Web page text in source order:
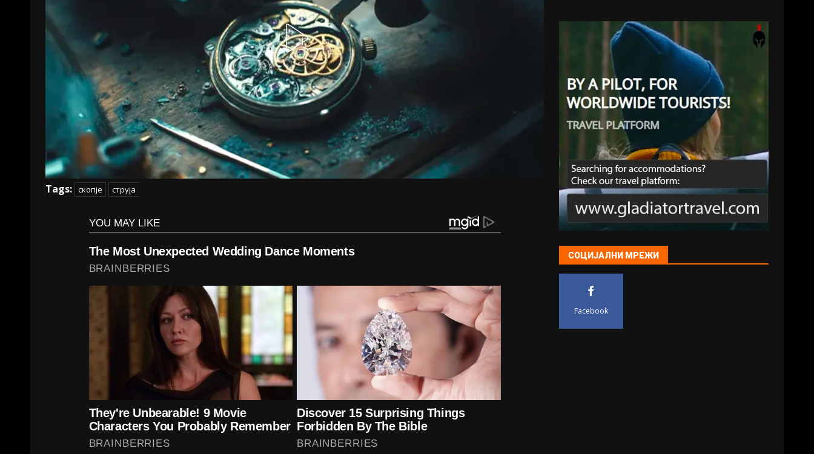
Tags: скопје струја
СОЦИЈАЛНИ МРЕЖИ
Facebook